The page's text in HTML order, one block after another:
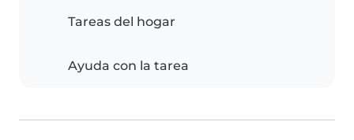
Tareas del hogar
Ayuda con la tarea